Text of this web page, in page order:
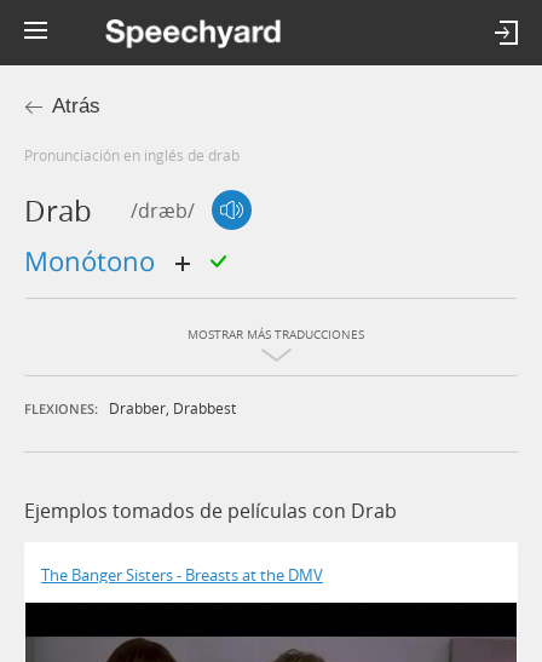
Atrás
Pronunciación en inglés de drab
Drab /dræb/
monótono
MOSTRAR MÁS TRADUCCIONES
FLEXIONES: Drabber, Drabbest
Ejemplos tomados de películas con Drab
The Banger Sisters - Breasts at the DMV